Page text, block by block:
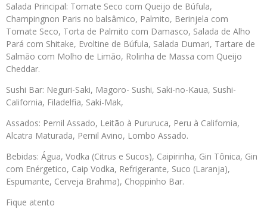
Salada Principal: Tomate Seco com Queijo de Búfula,
Champingnon Paris no balsâmico, Palmito, Berinjela com
Tomate Seco, Torta de Palmito com Damasco, Salada de Alho
Pará com Shitake, Evoltine de Búfula, Salada Dumari, Tartare de
Salmão com Molho de Limão, Rolinha de Massa com Queijo
Cheddar.
Sushi Bar: Neguri-Saki, Magoro- Sushi, Saki-no-Kaua, Sushi-
California, Filadelfia, Saki-Mak,
Assados: Pernil Assado, Leitão à Pururuca, Peru à California,
Alcatra Maturada, Pernil Avino, Lombo Assado.
Bebidas: Água, Vodka (Citrus e Sucos), Caipirinha, Gin Tônica, Gin
com Enérgetico, Caip Vodka, Refrigerante, Suco (Laranja),
Espumante, Cerveja Brahma), Choppinho Bar.
Fique atento